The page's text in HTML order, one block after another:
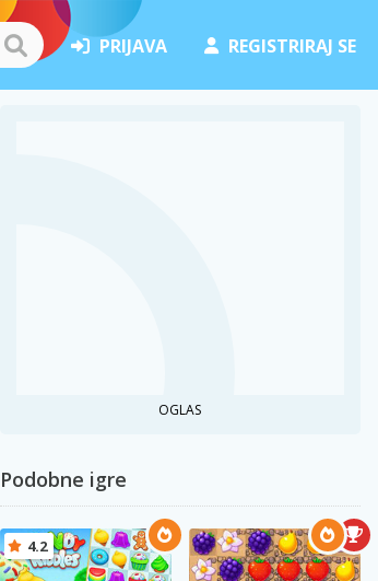
PRIJAVA REGISTRIRAJ SE
OGLAS
Podobne igre
4.2